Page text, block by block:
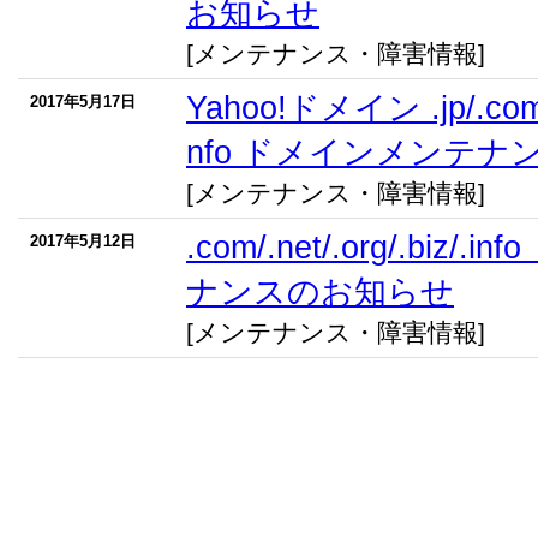
お知らせ
[メンテナンス・障害情報]
2017年5月17日
Yahoo!ドメイン .jp/
nfo ドメインメンテナ
[メンテナンス・障害情報]
2017年5月12日
.com/.net/.org/.biz/.info
ナンスのお知らせ
[メンテナンス・障害情報]